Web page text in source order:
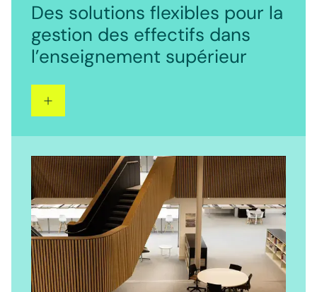
Des solutions flexibles pour la
gestion des effectifs dans
l’enseignement supérieur